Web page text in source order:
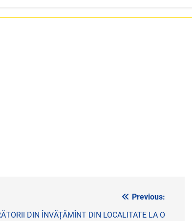
Previous:
DIN ÎNVĂȚĂMÎNT DIN LOCALITATE LA O